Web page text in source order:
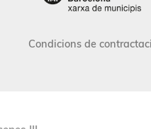
Condicions de